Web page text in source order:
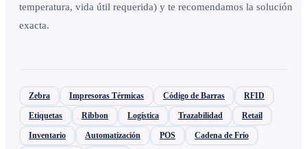
temperatura, vida útil requerida) y te recomendamos la solución
exacta.
Zebra Impresoras Térmicas Código de Barras RFID
Etiquetas Ribbon Logística Trazabilidad Retail
Inventario Automatización POS Cadena de Frío